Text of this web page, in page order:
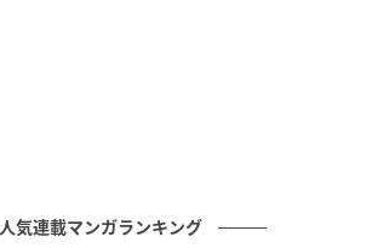
人気連載マンガランキング